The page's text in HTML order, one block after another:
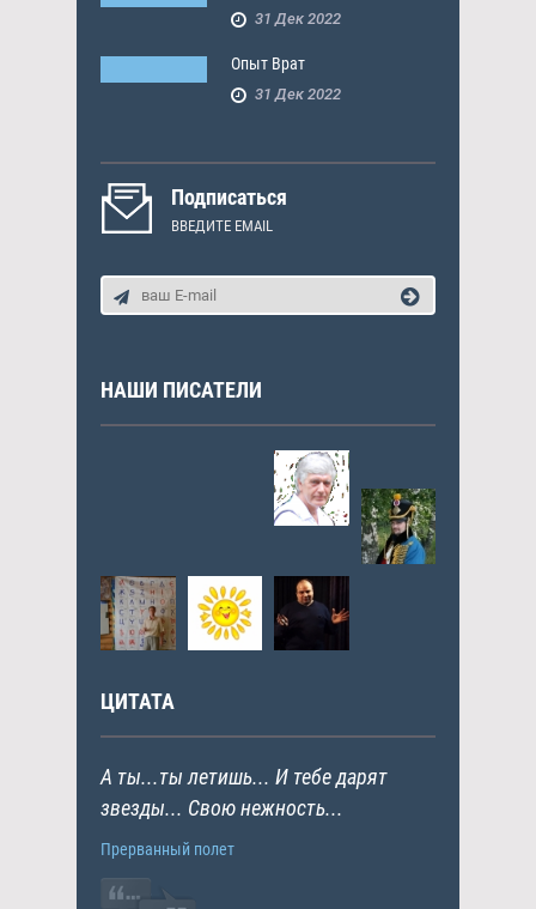
31 Дек 2022
Опыт Врат
31 Дек 2022
Подписаться
ВВЕДИТЕ EMAIL
НАШИ ПИСАТЕЛИ
ЦИТАТА
А ты...ты летишь... И тебе дарят
звезды... Свою нежность...
Прерванный полет